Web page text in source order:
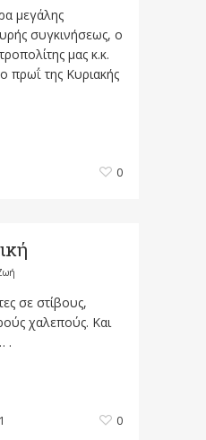
μεγάλης
συγκινήσεως, ο
μας κ.κ.
πρωΐ της Κυριακής
0
σε στίβους,
χαλεπούς. Και
.
0